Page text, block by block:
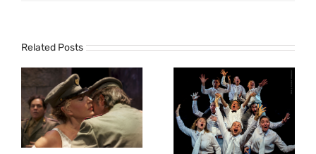
Related Posts